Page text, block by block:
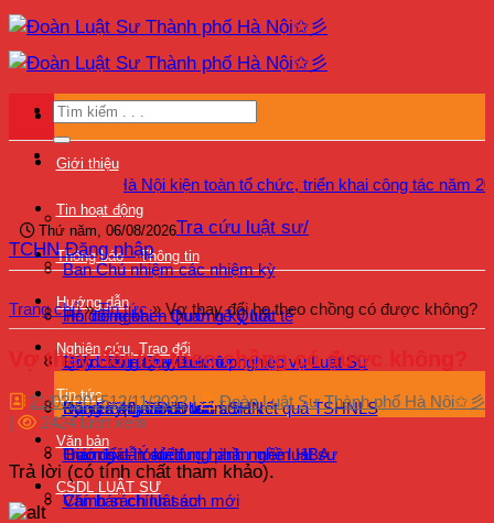
Bỏ
qua
nội
Giới thiệu
Ban Chủ nhiệm các nhiệm kỳ
Hội đồng khen thưởng kỷ luật
Quy chế – Quy định
Kỷ yếu 40 năm Đoàn LSHN
Tin hoạt động
Tin đối ngoại – Quan hệ Quốc tế
Bồi dưỡng chuyên môn nghiệp vụ Luật Sư
Bảo vệ quyền lợi luật sư
Giám sát hoạt động hành nghề luật sư
Chính sách luật sư
Thông báo – Thông tin
Lịch công tác – Lịch họp
Bồi dưỡng – Đào tạo
Hướng dẫn
Đăng ký tham dự kiểm tra kết quả TSHNLS
Hướng dẫn sử dụng phần mềm HBA
Nghiên cứu, Trao đổi
Trao đổi – Ý kiến
Tin tức
Văn bản chính sách mới
Văn bản
CSDL LUẬT SƯ
phố Hà Nội kiện toàn tổ chức, triển khai công tác năm 2026
Thứ năm, 06/08/2026Tra cứu luật sư/
TCHN Đăng nhập
Trang chủ»Tin tức»Vợ thay đổi họ theo chồng có được không?
Vợ thay đổi họ theo chồng có được không?
21/03/201512/11/2022|
Đoàn Luật Sư Thành phố Hà Nội✩彡
|
2424 lượt xem
Trả lời (có tính chất tham khảo).